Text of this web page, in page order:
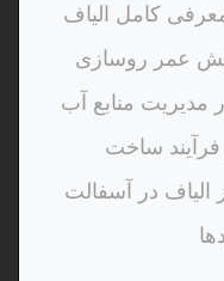
کامل الیاف
عمر روسازی
مدیریت منابع آب
ساخت
الیاف در آسفالت